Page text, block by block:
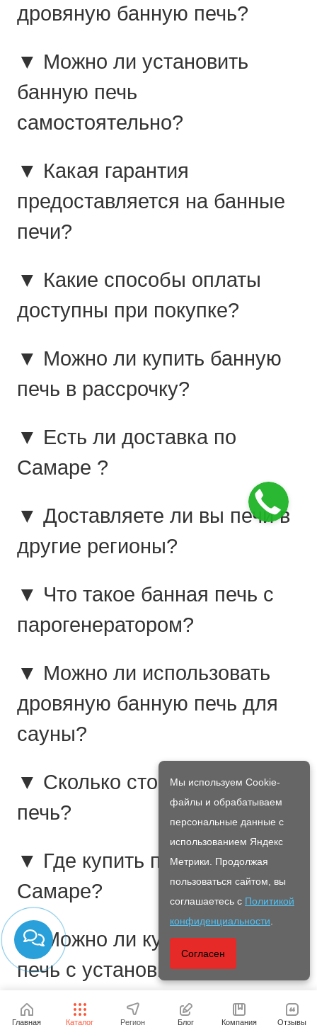
дровяную банную печь?
▼ Можно ли установить
банную печь
самостоятельно?
▼ Какая гарантия
предоставляется на банные
печи?
▼ Какие способы оплаты
доступны при покупке?
▼ Можно ли купить банную
печь в рассрочку?
▼ Есть ли доставка по
Самаре ?
▼ Доставляете ли вы печи в
другие регионы?
▼ Что такое банная печь с
парогенератором?
▼ Можно ли использовать
дровяную банную печь для
сауны?
▼ Сколько стоит банная
печь?
▼ Где купить печь для бани
Самаре?
▼ Можно ли купить банную
печь с установкой?
▼ Какая банная печь
Главная Каталог Регион Блог Компания Отзывы
Мы используем Cookie-
файлы и обрабатываем
персональные данные с
использованием Яндекс
Метрики. Продолжая
пользоваться сайтом, вы
соглашаетесь с Политикой
конфиденциальности
Согласен